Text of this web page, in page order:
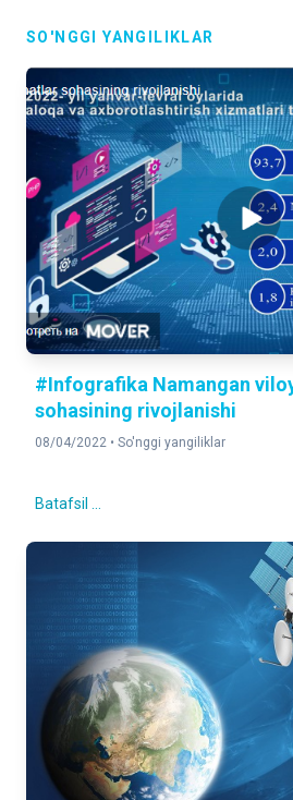
SO'NGGI YANGILIKLAR
#Infografika Namangan
sohasining rivojlanishi
08/04/2022 • So'nggi yangiliklar
Batafsil ...